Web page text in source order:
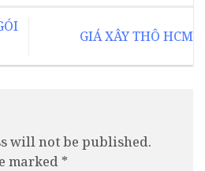
GIÁ XÂY THÔ HCM
will not be published.
marked *